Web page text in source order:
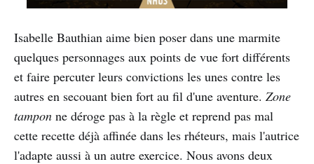
Isabelle Bauthian aime bien poser dans une marmite
quelques personnages aux points de vue fort différents
et faire percuter leurs convictions les unes contre les
autres en secouant bien fort au fil d'une aventure. Zone
tampon ne déroge pas à la règle et reprend pas mal
cette recette déjà affinée dans les rhéteurs, mais l'autrice
l'adapte aussi à un autre exercice. Nous avons deux